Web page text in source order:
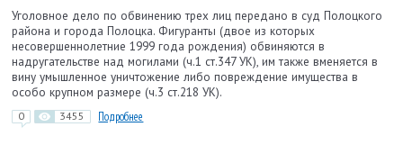
Уголовное дело по обвинению трех лиц передано в суд Полоцкого
района и города Полоцка. Фигуранты (двое из которых
несовершеннолетние 1999 года рождения) обвиняются в
надругательстве над могилами (ч.1 ст.347 УК), им также вменяется в
вину умышленное уничтожение либо повреждение имущества в
особо крупном размере (ч.3 ст.218 УК).
0 3455 Подробнее